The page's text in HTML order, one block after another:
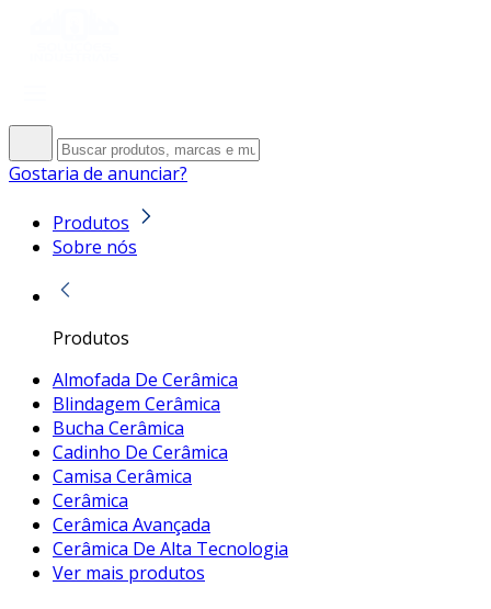
Gostaria de anunciar?
Produtos
Sobre nós
Produtos
Almofada De Cerâmica
Blindagem Cerâmica
Bucha Cerâmica
Cadinho De Cerâmica
Camisa Cerâmica
Cerâmica
Cerâmica Avançada
Cerâmica De Alta Tecnologia
Ver mais produtos